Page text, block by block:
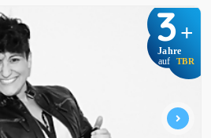
3+
Jahre
auf TBR